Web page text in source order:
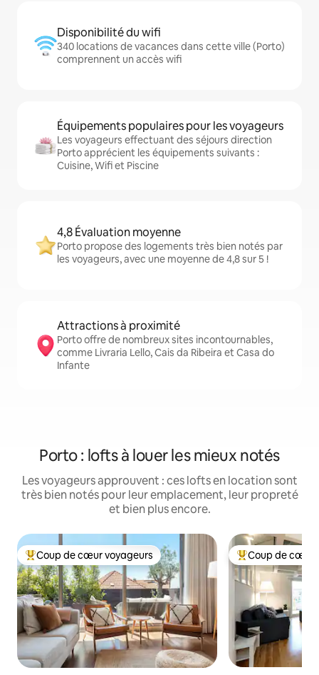
Disponibilité du wifi
340 locations de vacances dans cette ville (Porto)
comprennent un accès wifi
Équipements populaires pour les voyageurs
Les voyageurs effectuant des séjours direction
Porto apprécient les équipements suivants :
Cuisine, Wifi et Piscine
4,8 Évaluation moyenne
Porto propose des logements très bien notés par
les voyageurs, avec une moyenne de 4,8 sur 5 !
Attractions à proximité
Porto offre de nombreux sites incontournables,
comme Livraria Lello, Cais da Ribeira et Casa do
Infante
Porto : lofts à louer les mieux notés
Les voyageurs approuvent : ces lofts en location sont
très bien notés pour leur emplacement, leur propreté
et bien plus encore.
Coups de cœur voyageurs les plus appréciés
Coup de cœur voyageurs Coups de cœur
Coup de cœur